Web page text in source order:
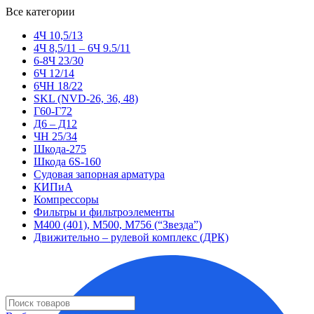
Все категории
4Ч 10,5/13
4Ч 8,5/11 – 6Ч 9.5/11
6-8Ч 23/30
6Ч 12/14
6ЧН 18/22
SKL (NVD-26, 36, 48)
Г60-Г72
Д6 – Д12
ЧН 25/34
Шкода-275
Шкода 6S-160
Судовая запорная арматура
КИПиА
Компрессоры
Фильтры и фильтроэлементы
М400 (401), М500, М756 (“Звезда”)
Движительно – рулевой комплекс (ДРК)